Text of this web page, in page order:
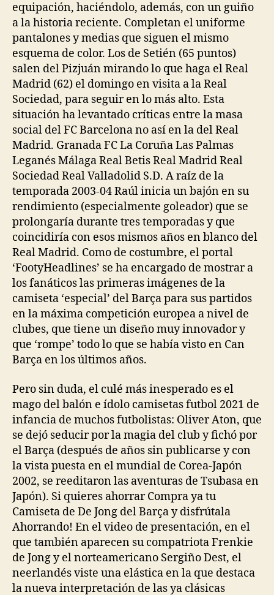
equipación, haciéndolo, además, con un guiño
a la historia reciente. Completan el uniforme
pantalones y medias que siguen el mismo
esquema de color. Los de Setién (65 puntos)
salen del Pizjuán mirando lo que haga el Real
Madrid (62) el domingo en visita a la Real
Sociedad, para seguir en lo más alto. Esta
situación ha levantado críticas entre la masa
social del FC Barcelona no así en la del Real
Madrid. Granada FC La Coruña Las Palmas
Leganés Málaga Real Betis Real Madrid Real
Sociedad Real Valladolid S.D. A raíz de la
temporada 2003-04 Raúl inicia un bajón en su
rendimiento (especialmente goleador) que se
prolongaría durante tres temporadas y que
coincidiría con esos mismos años en blanco del
Real Madrid. Como de costumbre, el portal
‘FootyHeadlines’ se ha encargado de mostrar a
los fanáticos las primeras imágenes de la
camiseta ‘especial’ del Barça para sus partidos
en la máxima competición europea a nivel de
clubes, que tiene un diseño muy innovador y
que ‘rompe’ todo lo que se había visto en Can
Barça en los últimos años.
Pero sin duda, el culé más inesperado es el
mago del balón e ídolo camisetas futbol 2021 de
infancia de muchos futbolistas: Oliver Aton, que
se dejó seducir por la magia del club y fichó por
el Barça (después de años sin publicarse y con
la vista puesta en el mundial de Corea-Japón
2002, se reeditaron las aventuras de Tsubasa en
Japón). Si quieres ahorrar Compra ya tu
Camiseta de De Jong del Barça y disfrútala
Ahorrando! En el video de presentación, en el
que también aparecen su compatriota Frenkie
de Jong y el norteamericano Sergiño Dest, el
neerlandés viste una elástica en la que destaca
la nueva interpretación de las ya clásicas